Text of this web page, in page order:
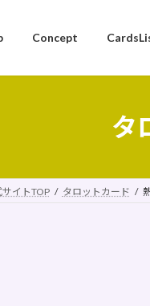
Concept
タ
イトTOP タロットカード